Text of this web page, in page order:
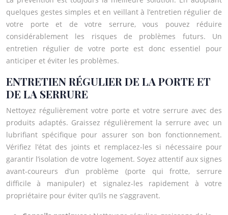
quelques gestes simples et en veillant à l’entretien régulier de
votre porte et de votre serrure, vous pouvez réduire
considérablement les risques de problèmes futurs. Un
entretien régulier de votre porte est donc essentiel pour
anticiper et éviter les problèmes.
ENTRETIEN RÉGULIER DE LA PORTE ET
DE LA SERRURE
Nettoyez régulièrement votre porte et votre serrure avec des
produits adaptés. Graissez régulièrement la serrure avec un
lubrifiant spécifique pour assurer son bon fonctionnement.
Vérifiez l’état des joints et remplacez-les si nécessaire pour
garantir l’isolation de votre logement. Soyez attentif aux signes
avant-coureurs d’un problème (porte qui frotte, serrure
difficile à manipuler) et signalez-les rapidement à votre
propriétaire pour éviter qu’ils ne s’aggravent.